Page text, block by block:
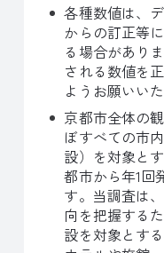
各種数値は、
からの訂正等
る場合があり
される数値を
ようお願いい
京都市全体の
ぼすべての市
設）を対象と
都市から年1回
す。当調査は
向を把握する
設を対象とす